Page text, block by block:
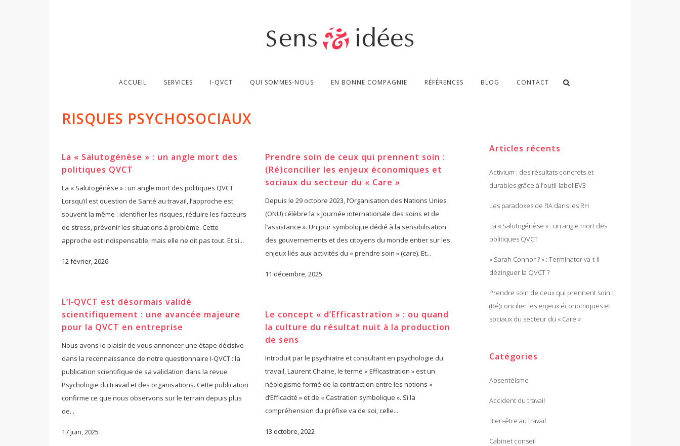
ACCUEIL SERVICES I-QVCT QUI SOMMES-NOUS EN BONNE COMPAGNIE RÉFÉRENCES BLOG CONTACT
RISQUES PSYCHOSOCIAUX
La « Salutogénèse » : un angle mort des
politiques QVCT
La « Salutogénèse » : un angle mort des politiques QVCT
Lorsqu’il est question de Santé au travail, l’approche est
souvent la même : identifier les risques, réduire les facteurs
de stress, prévenir les situations à problème. Cette
approche est indispensable, mais elle ne dit pas tout. Et si...
12 février, 2026
Prendre soin de ceux qui prennent soin :
(Ré)concilier les enjeux économiques et
sociaux du secteur du « Care »
Depuis le 29 octobre 2023, l’Organisation des Nations Unies
(ONU) célèbre la « Journée internationale des soins et de
l’assistance ». Un jour symbolique dédié à la sensibilisation
des gouvernements et des citoyens du monde entier sur les
enjeux liés aux activités du « prendre soin » (care). Et...
11 décembre, 2025
L’I‑QVCT est désormais validé
scientifiquement : une avancée majeure
pour la QVCT en entreprise
Nous avons le plaisir de vous annoncer une étape décisive
dans la reconnaissance de notre questionnaire I‑QVCT : la
publication scientifique de sa validation dans la revue
Psychologie du travail et des organisations. Cette publication
confirme ce que nous observons sur le terrain depuis plus
de...
17 juin, 2025
Le concept « d’Efficastration » : ou quand
la culture du résultat nuit à la production
de sens
Introduit par le psychiatre et consultant en psychologie du
travail, Laurent Chaine, le terme « Efficastration » est un
néologisme formé de la contraction entre les notions «
d’Efficacité » et de « Castration symbolique ». Si la
compréhension du préfixe va de soi, celle...
13 octobre, 2022
Articles récents
Activium : des résultats concrets et
durables grâce à l’outil-label EV3
Les paradoxes de l’IA dans les RH
La « Salutogénèse » : un angle mort des
politiques QVCT
« Sarah Connor ? » : Terminator va-t-il
dézinguer la QVCT ?
Prendre soin de ceux qui prennent soin :
(Ré)concilier les enjeux économiques et
sociaux du secteur du « Care »
Catégories
Absentéisme
Accident du travail
Bien-être au travail
Cabinet conseil